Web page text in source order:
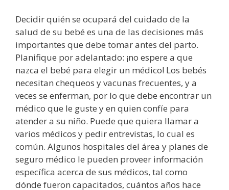
Decidir quién se ocupará del cuidado de la
salud de su bebé es una de las decisiones más
importantes que debe tomar antes del parto.
Planifique por adelantado: ¡no espere a que
nazca el bebé para elegir un médico! Los bebés
necesitan chequeos y vacunas frecuentes, y a
veces se enferman, por lo que debe encontrar un
médico que le guste y en quien confíe para
atender a su niño. Puede que quiera llamar a
varios médicos y pedir entrevistas, lo cual es
común. Algunos hospitales del área y planes de
seguro médico le pueden proveer información
específica acerca de sus médicos, tal como
dónde fueron capacitados, cuántos años hace